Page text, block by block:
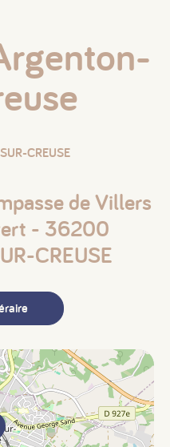
CREUSE
de Villers
- 36200
CREUSE